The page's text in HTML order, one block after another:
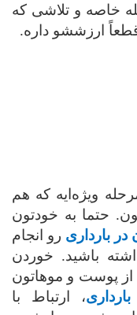
خاصه و تلاشی که
ارزششو داره.
ویژه‌ایه که هم
حتما به خودتون
بارداری رو انجام
باشید. خوردن
از پوست و موهاتون
، ارتباط با